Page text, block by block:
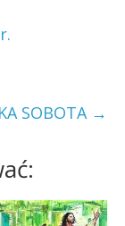
SOBOTA →